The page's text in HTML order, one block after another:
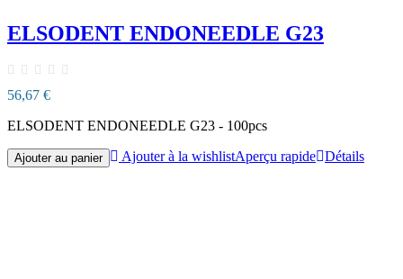
ELSODENT ENDONEEDLE G23
56,67 €
ELSODENT ENDONEEDLE G23 - 100pcs
Ajouter au panier Ajouter à la wishlistAperçu rapide Détails